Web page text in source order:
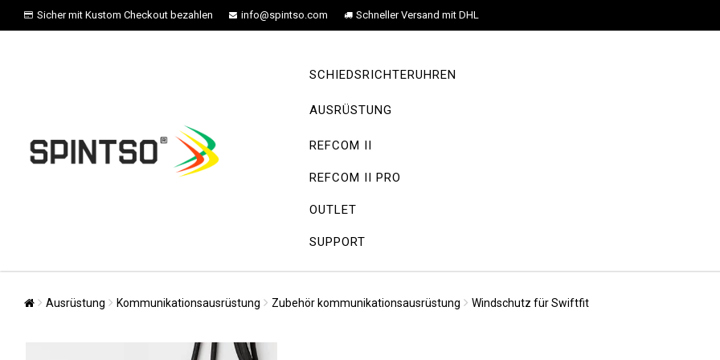
Sicher mit Kustom Checkout bezahlen info@spintso.com Schneller Versand mit DHL
SCHIEDSRICHTERUHREN
AUSRÜSTUNG
REFCOM II
REFCOM II PRO
OUTLET
SUPPORT
Ausrüstung Kommunikationsausrüstung Zubehör kommunikationsausrüstung Windschutz für Swiftfit